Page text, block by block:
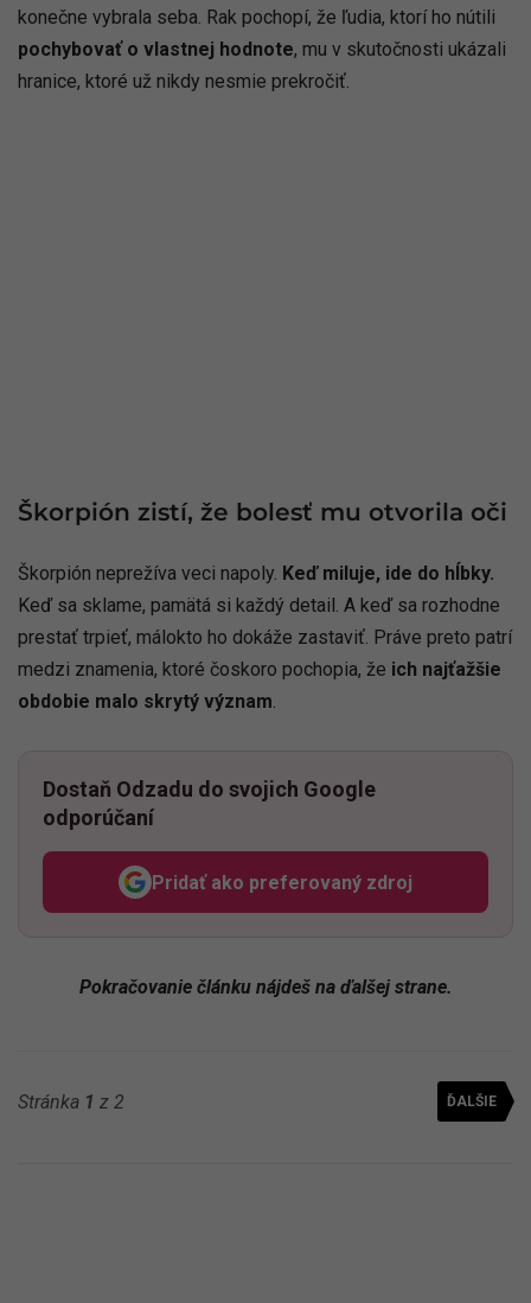
konečne vybrala seba. Rak pochopí, že ľudia, ktorí ho nútili
pochybovať o vlastnej hodnote, mu v skutočnosti ukázali
hranice, ktoré už nikdy nesmie prekročiť.
Škorpión zistí, že bolesť mu otvorila oči
Škorpión neprežíva veci napoly. Keď miluje, ide do hĺbky.
Keď sa sklame, pamätá si každý detail. A keď sa rozhodne
prestať trpieť, málokto ho dokáže zastaviť. Práve preto patrí
medzi znamenia, ktoré čoskoro pochopia, že ich najťažšie
obdobie malo skrytý význam.
Dostaň Odzadu do svojich Google
odporúčaní
Pridať ako preferovaný zdroj
Odzadu, odkaz sa otvorí v
Pokračovanie článku nájdeš na ďalšej strane.
Stránka 1 z 2 ĎALŠIE